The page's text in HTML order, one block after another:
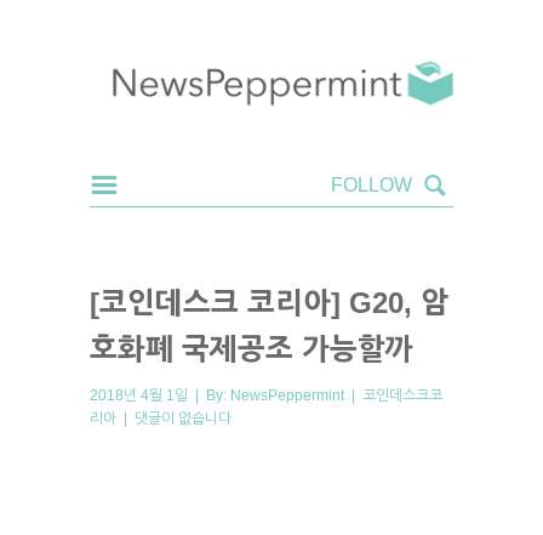
[코인데스크 코리아] G20, 암
호화폐 국제공조 가능할까
2018년 4월 1일 | By: NewsPeppermint | 코인데스크코
리아 | 댓글이 없습니다